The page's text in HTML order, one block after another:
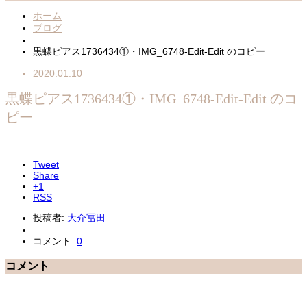
ホーム
ブログ
黒蝶ピアス1736434①・IMG_6748-Edit-Edit のコピー
2020.01.10
黒蝶ピアス1736434①・IMG_6748-Edit-Edit のコ
ピー
Tweet
Share
+1
RSS
投稿者: 大介冨田
コメント: 0
コメント